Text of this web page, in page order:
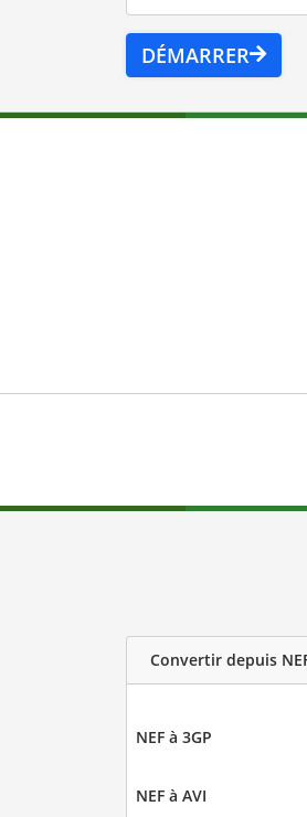
DÉMARRER
Convertir depuis
NEF à 3GP
NEF à AVI